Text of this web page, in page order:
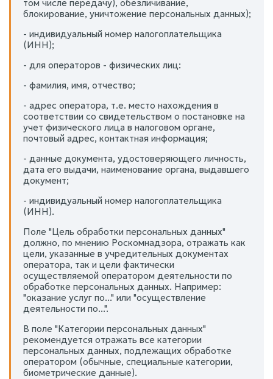
том числе передачу), обезличивание,
блокирование, уничтожение персональных данных);
- индивидуальный номер налогоплательщика
(ИНН);
- для операторов - физических лиц:
- фамилия, имя, отчество;
- адрес оператора, т.е. место нахождения в
соответствии со свидетельством о постановке на
учет физического лица в налоговом органе,
почтовый адрес, контактная информация;
- данные документа, удостоверяющего личность,
дата его выдачи, наименование органа, выдавшего
документ;
- индивидуальный номер налогоплательщика
(ИНН).
Поле "Цель обработки персональных данных"
должно, по мнению Роскомнадзора, отражать как
цели, указанные в учредительных документах
оператора, так и цели фактически
осуществляемой оператором деятельности по
обработке персональных данных. Например:
"оказание услуг по..." или "осуществление
деятельности по...".
В поле "Категории персональных данных"
рекомендуется отражать все категории
персональных данных, подлежащих обработке
оператором (обычные, специальные категории,
биометрические данные).